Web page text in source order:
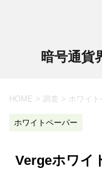
暗号通貨
HOME > 調査 > ホワイト
ホワイトペーパー
Vergeホワイ